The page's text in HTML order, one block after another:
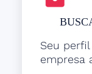
Seu
empresa